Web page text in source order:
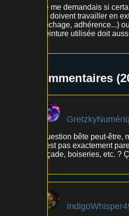
Je me demandais si
ils doivent travailler en
séchage, adhérence...)
peinture utilisée doit
Commentaires
Question bête peut-
c'est pas exactement
façade, boiseries, etc. ?